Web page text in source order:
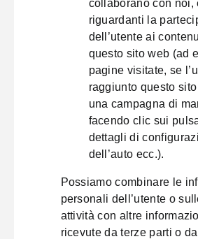
collaborano con noi,
riguardanti la
dell’utente ai
questo sito web (ad
pagine visitate, se
raggiunto questo
una campagna di
facendo clic sui
dettagli di
dell’auto ecc.).
Possiamo combinare le
personali dell’utente o
attività con altre
ricevute da terze parti o